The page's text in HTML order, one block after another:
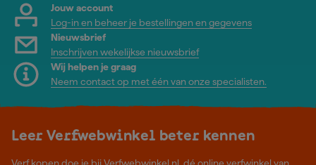
Jouw account
Log-in en beheer je bestellingen en gegevens
Nieuwsbrief
Inschrijven wekelijkse nieuwsbrief
Wij helpen je graag
Neem contact op met één van onze specialisten.
Leer Verfwebwinkel beter kennen
Verf kopen doe je bij Verfwebwinkel.nl, dé online verfwinkel van